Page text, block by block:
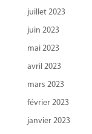
juillet 2023
juin 2023
mai 2023
avril 2023
mars 2023
février 2023
janvier 2023